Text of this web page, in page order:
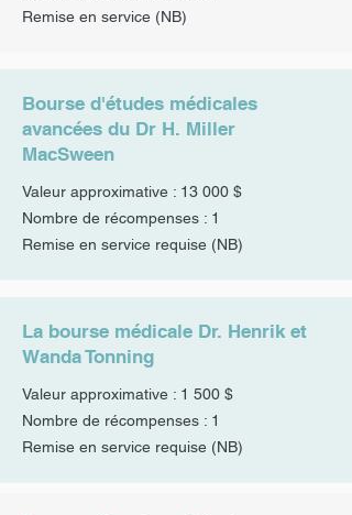
Remise en service (NB)
Bourse d'études médicales
avancées du Dr H. Miller
MacSween
Valeur approximative : 13 000 $
Nombre de récompenses : 1
Remise en service requise (NB)
La bourse médicale Dr. Henrik et
Wanda Tonning
Valeur approximative : 1 500 $
Nombre de récompenses : 1
Remise en service requise (NB)